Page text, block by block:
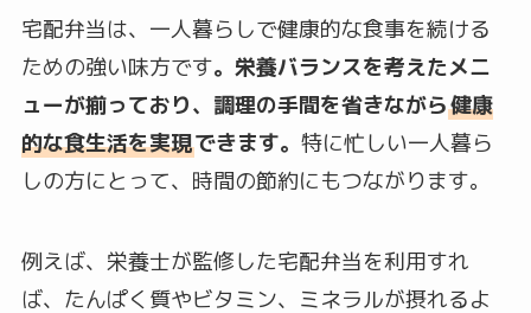
宅配弁当は、一人暮らしで健康的な食事を続ける
ための強い味方です。栄養バランスを考えたメニ
ューが揃っており、調理の手間を省きながら健康
的な食生活を実現できます。 特に忙しい一人暮ら
しの方にとって、時間の節約にもつながります。
例えば、栄養士が監修した宅配弁当を利用すれ
ば、たんぱく質やビタミン、ミネラルが摂れるよ